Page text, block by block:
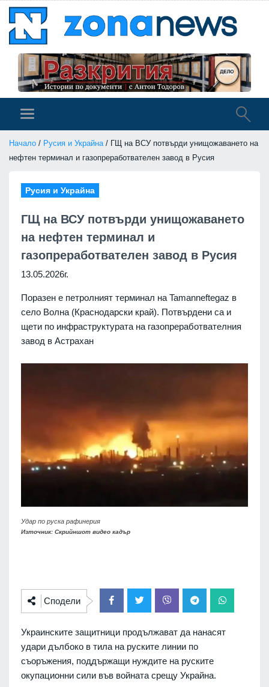
Начало / Русия и Украйна/ ГЩ на ВСУ потвърди унищожаването на
нефтен терминал и газопреработвателен завод в Русия
Русия и Украйна
ГЩ на ВСУ потвърди унищожаването
на нефтен терминал и
газопреработвателен завод в Русия
13.05.2026г.
Поразен е петролният терминал на Tamanneftegaz в
село Волна (Краснодарски край). Потвърдени са и
щети по инфраструктурата на газопреработвателния
завод в Астрахан
Удар по руска рафинерия
Източник: Скрийншот видео кадър
Сподели
Украинските защитници продължават да нанасят
удари дълбоко в тила на руските линии по
съоръжения, поддържащи нуждите на руските
окупационни сили във войната срещу Украйна.